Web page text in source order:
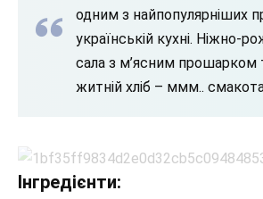
одним з найпопулярніших
українській кухні. Ніжно-
сала з м’ясним прошарком
житній хліб – ммм..
Інгредієнти: